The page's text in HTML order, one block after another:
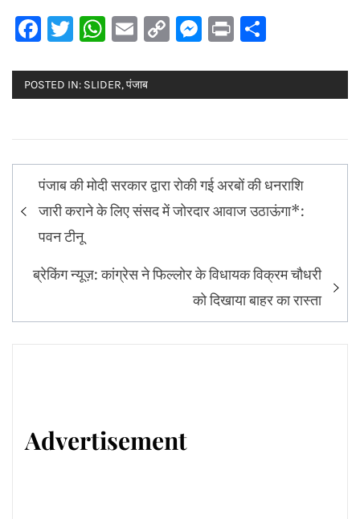
Facebook
Twitter
WhatsApp
Email
CopyMessenger
Print
POSTED IN: SLIDER,पंजाब
Post
navigation
पंजाब की मोदी सरकार द्वारा रोकी गई अरबों की धनराशि
जारी कराने के लिए संसद में जोरदार आवाज उठाऊंगा*:
पवन टीनू
ब्रेकिंग न्यूज़: कांग्रेस ने फिल्लोर के विधायक विक्रम चौधरी
को दिखाया बाहर का रास्ता
Advertisement